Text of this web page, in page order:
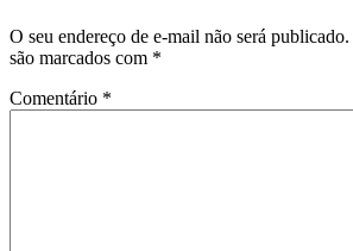
O seu endereço de e-mail não será publicado.
são marcados com *
Comentário *